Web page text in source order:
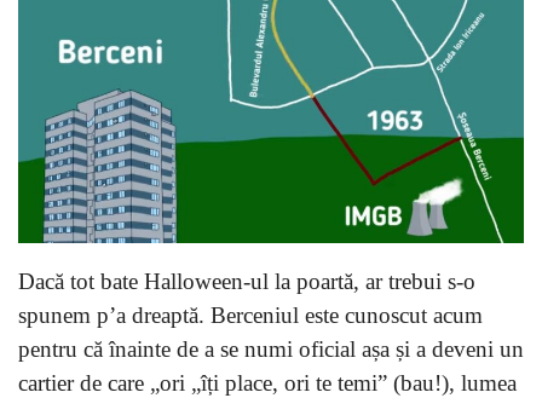
Dacă tot bate Halloween-ul la poartă, ar trebui s-o
spunem p’a dreaptă. Berceniul este cunoscut acum
pentru că înainte de a se numi oficial așa și a deveni un
cartier de care „ori „îți place, ori te temi” (bau!), lumea